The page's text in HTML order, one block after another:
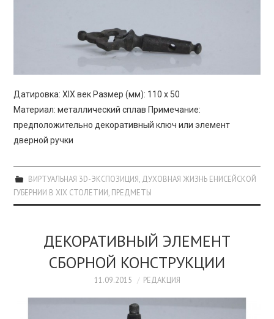
Датировка: XIX век Размер (мм): 110 х 50
Материал: металлический сплав Примечание:
предположительно декоративный ключ или элемент
дверной ручки
ВИРТУАЛЬНАЯ 3D-ЭКСПОЗИЦИЯ, ДУХОВНАЯ ЖИЗНЬ ЕНИСЕЙСКОЙ
ГУБЕРНИИ В XIX СТОЛЕТИИ, ПРЕДМЕТЫ
ДЕКОРАТИВНЫЙ ЭЛЕМЕНТ
СБОРНОЙ КОНСТРУКЦИИ
11.09.2015 РЕДАКЦИЯ